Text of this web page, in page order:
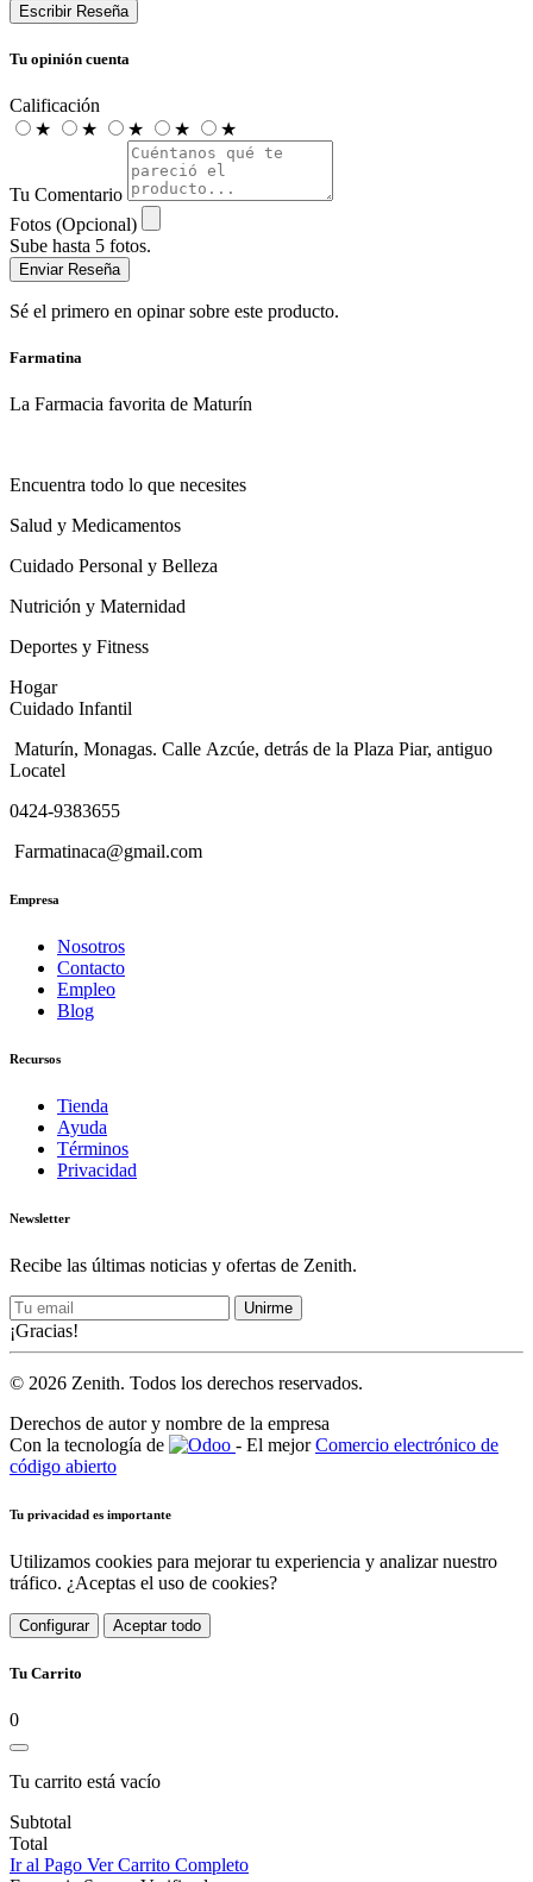
Escribir Reseña
Tu opinión cuenta
Calificación
★
★ ★ ★ ★
Tu Comentario
Fotos (Opcional)
Sube hasta 5 fotos.
Enviar Reseña
Sé el primero en opinar sobre este producto.
Farmatina
La Farmacia favorita de Maturín
Encuentra todo lo que necesites
Salud y Medicamentos
Cuidado Personal y Belleza
Nutrición y Maternidad
Deportes y Fitness
Hogar
Cuidado Infantil
Maturín, Monagas. Calle Azcúe, detrás de la Plaza Piar, antiguo
Locatel
0424-9383655
Farmatinaca@gmail.com
Empresa
Nosotros
Contacto
Empleo
Blog
Recursos
Tienda
Ayuda
Términos
Privacidad
Newsletter
Recibe las últimas noticias y ofertas de Zenith.
Unirme
¡Gracias!
© 2026 Zenith. Todos los derechos reservados.
Derechos de autor y nombre de la empresa
Con la tecnología de
- El mejorComercio electrónico de
código abierto
Tu privacidad es importante
Utilizamos cookies para mejorar tu experiencia y analizar nuestro
tráfico. ¿Aceptas el uso de cookies?
Configurar Aceptar todo
Tu Carrito
0
Tu carrito está vacío
Subtotal
Total
Ir al Pago Ver Carrito Completo